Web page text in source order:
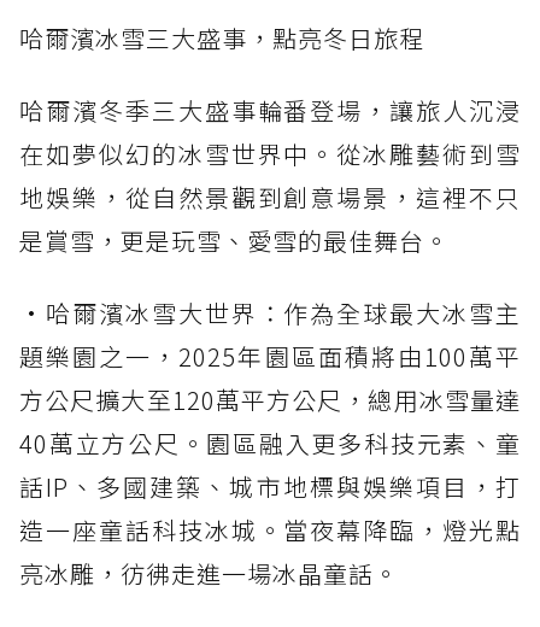
哈爾濱冰雪三大盛事，點亮冬日旅程
哈爾濱冬季三大盛事輪番登場，讓旅人沉浸
在如夢似幻的冰雪世界中。從冰雕藝術到雪
地娛樂，從自然景觀到創意場景，這裡不只
是賞雪，更是玩雪、愛雪的最佳舞台。
•哈爾濱冰雪大世界：作為全球最大冰雪主
題樂園之一，2025年園區面積將由100萬平
方公尺擴大至120萬平方公尺，總用冰雪量達
40萬立方公尺。園區融入更多科技元素、童
話IP、多國建築、城市地標與娛樂項目，打
造一座童話科技冰城。當夜幕降臨，燈光點
亮冰雕，彷彿走進一場冰晶童話。